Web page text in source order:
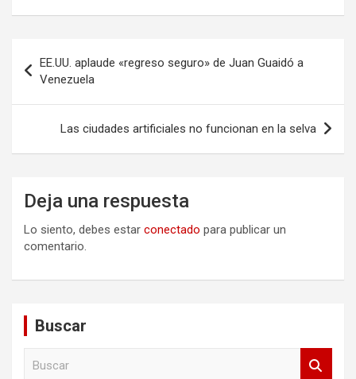
de
entradas
EE.UU. aplaude «regreso seguro» de Juan Guaidó a
Venezuela
Las ciudades artificiales no funcionan en la selva
Deja una respuesta
Lo siento, debes estar conectado para publicar un
comentario.
Buscar